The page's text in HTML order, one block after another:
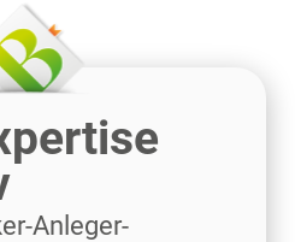
Anleger-